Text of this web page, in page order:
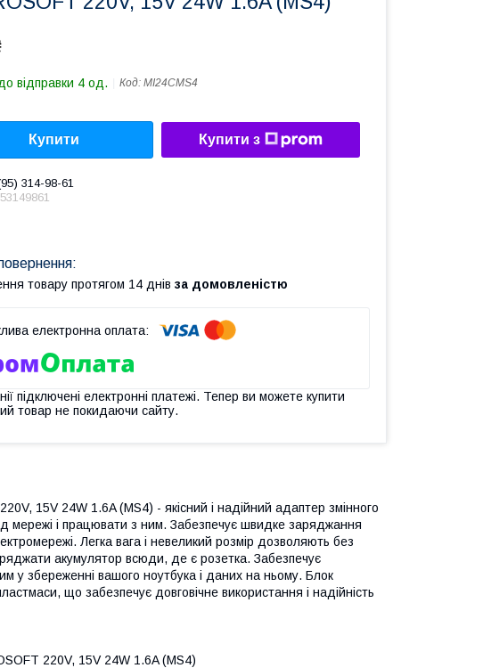
відправки 4 од. Код: MI24CMS4
Купити Купити з
314-98-61
товару протягом 14 днів за домовленістю
підключені електронні платежі. Тепер ви можете купити
товар не покидаючи сайту.
15V 24W 1.6A (MS4) - якісний і надійний адаптер змінного
мережі і працювати з ним. Забезпечує швидке заряджання
Легка вага і невеликий розмір дозволяють без
акумулятор всюди, де є розетка. Забезпечує
у збереженні вашого ноутбука і даних на ньому. Блок
що забезпечує довговічне використання і надійність
220V, 15V 24W 1.6A (MS4)